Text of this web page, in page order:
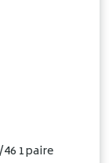
1paire